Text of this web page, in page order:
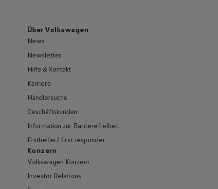
Über Volkswagen
News
Newsletter
Hilfe & Kontakt
Karriere
Händlersuche
Geschäftskunden
Information zur Barrierefreiheit
Ersthelfer/ first responder
Konzern
Volkswagen Konzern
Investor Relations